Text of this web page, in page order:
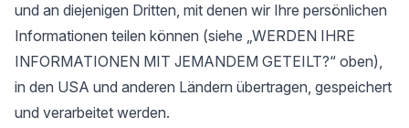
und an diejenigen Dritten, mit denen wir Ihre persönlichen
Informationen teilen können (siehe „WERDEN IHRE
INFORMATIONEN MIT JEMANDEM GETEILT?“ oben),
in den USA und anderen Ländern übertragen, gespeichert
und verarbeitet werden.